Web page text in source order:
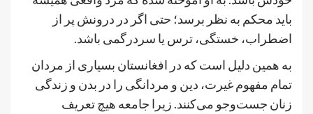
باید محکم به نظر برسد؛ حتی اگر در درونش پر از
اضطراب، خستگی، ترس یا سردرگمی باشد.
به همین دلیل است که در افغانستان بسیاری از مردان
تمام مفهوم غیرت، دین و مردانگی را در بدن و زندگی
زنان جست‌وجو می‌کنند. زیرا جامعه هیچ تعریف